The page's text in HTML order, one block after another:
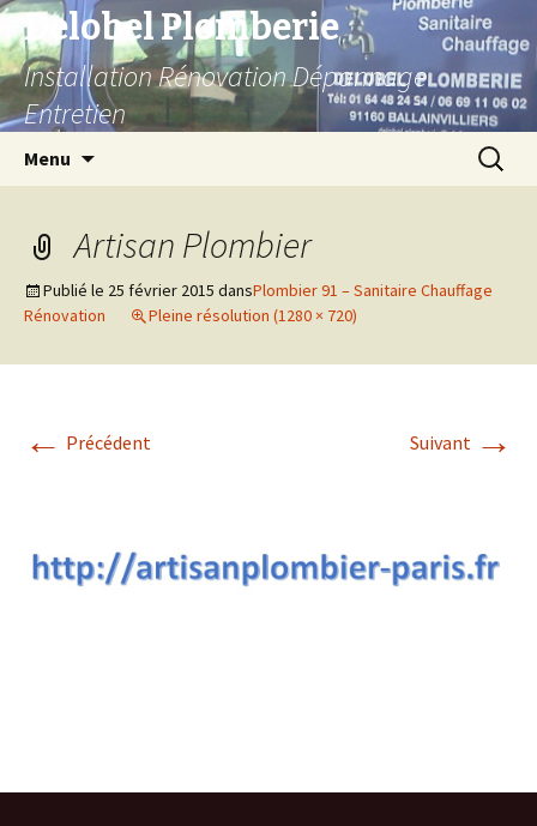
Delobel Plomberie
Installation Rénovation Dépannage
Entretien
Menu
Artisan Plombier
Publié le 25 février 2015 dansPlombier 91 – Sanitaire Chauffage
Rénovation
Pleine résolution (1280 × 720)
← Précédent Suivant →